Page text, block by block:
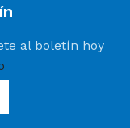
al boletín hoy